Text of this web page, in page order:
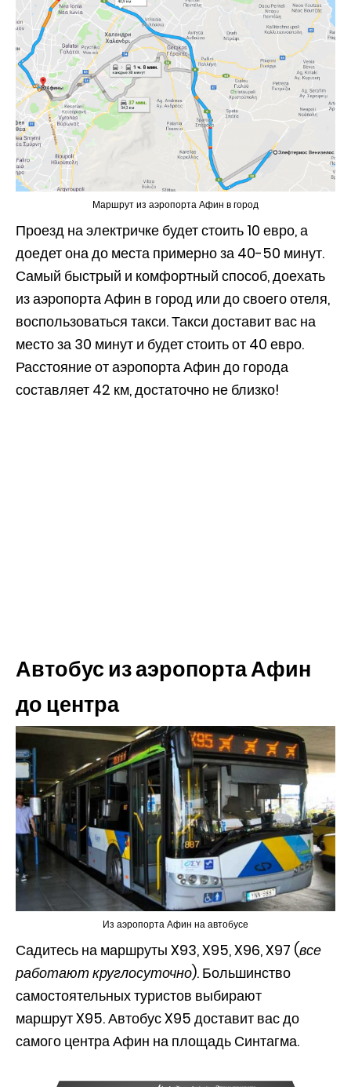
Маршрут из аэропорта Афин в город
Проезд на электричке будет стоить 10 евро, а
доедет она до места примерно за 40-50 минут.
Самый быстрый и комфортный способ, доехать
из аэропорта Афин в город или до своего отеля,
воспользоваться такси. Такси доставит вас на
место за 30 минут и будет стоить от 40 евро.
Расстояние от аэропорта Афин до города
составляет 42 км, достаточно не близко!
Автобус из аэропорта Афин
до центра
Из аэропорта Афин на автобусе
Садитесь на маршруты X93, X95, X96, X97 (все
работают круглосуточно). Большинство
самостоятельных туристов выбирают
маршрут X95. Автобус X95 доставит вас до
самого центра Афин на площадь Синтагма.